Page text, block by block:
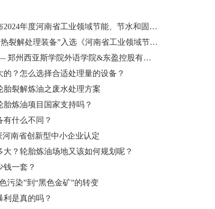
河南省工业和信息化厅关于公布2024年度河南省工业领域节能、节水和固废综合利用技术装备的通知...
重磅|焦作东盈“连续式固废危废热裂解处理装备”入选《河南省工业领域节能、节水和固废综合利用技术装备目...
校企合作，共塑职场新力量 —— 郑州西亚斯学院外语学院&东盈控股有限公司就业实习基地授牌仪式圆满成功...
？怎么选择合适处理量的设备？
裂解炼油之废水处理方案
炼油项目国家支持吗？
什么不同？
南省创新型中小企业认定
？轮胎炼油场地又该如何规划呢？
一套？
污染”到“黑色金矿”的转变
利是真的吗？